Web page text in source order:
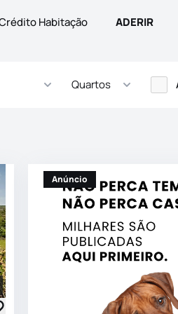
Habitação ADERIR
Quartos
todas as fotografias
Anúncio